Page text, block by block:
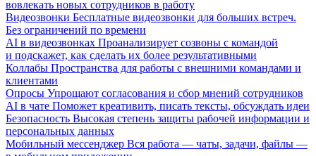
вовлекать новых сотрудников в работу
Видеозвонки Бесплатные видеозвонки для больших встреч.
Без ограничений по времени
AI в видеозвонках Проанализирует созвоны с командой
и подскажет, как сделать их более результативными
Коллабы Пространства для работы с внешними командами и
клиентами
Опросы Упрощают согласования и сбор мнений сотрудников
AI в чате Поможет креативить, писать тексты, обсуждать идеи
Безопасность Высокая степень защиты рабочей информации и
персональных данных
Мобильный мессенджер Вся работа — чаты, задачи, файлы —